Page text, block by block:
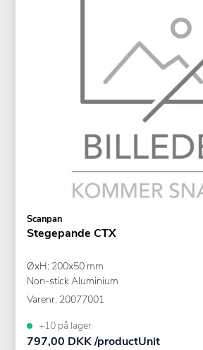
Scanpan
Stegepande CTX
ØxH: 200x50 mm
Non-stick Aluminium
Varenr. 20077001
+10 på lager
797,00 DKK /productUnit